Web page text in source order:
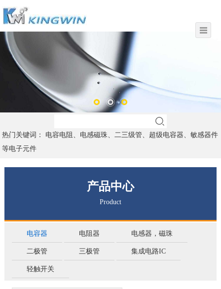
热门关键词： 电容电阻、电感磁珠、二三级管、超级电容器、敏感器件
等电子元件
产品中心
Product
电容器 电阻器 电感器，磁珠
二极管 三极管 集成电路IC
轻触开关